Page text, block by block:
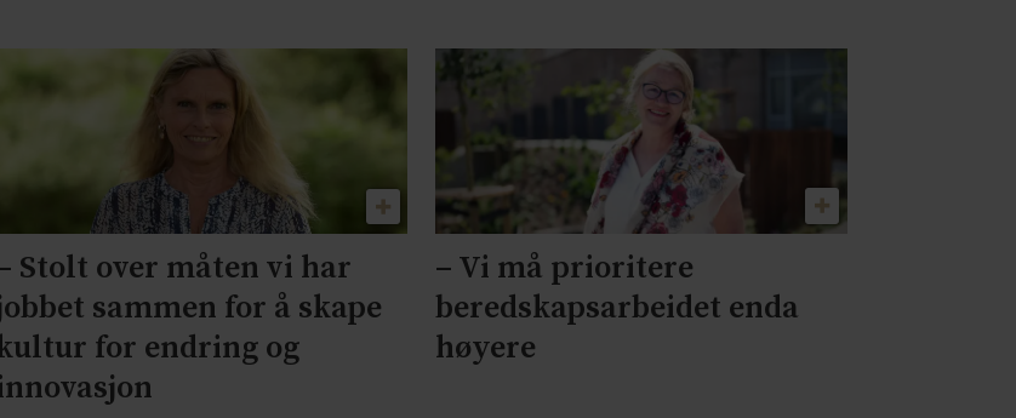
Stolt over måten vi har
sammen for å skape
for endring og
– Vi må prioritere
beredskapsarbeidet enda
høyere